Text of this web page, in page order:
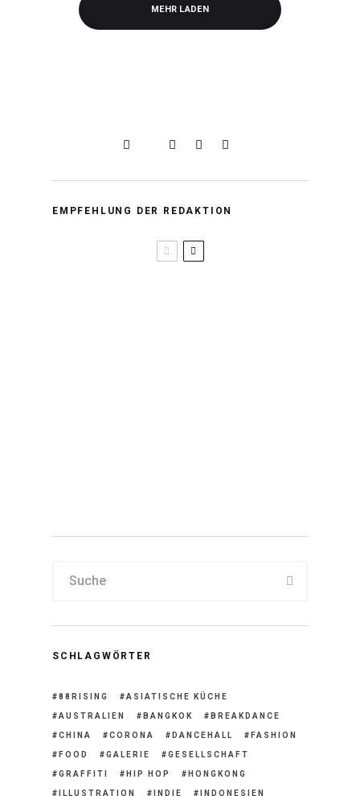
MEHR LADEN
EMPFEHLUNG DER REDAKTION
SCHLAGWÖRTER
88RISING ASIATISCHE KÜCHE
AUSTRALIEN BANGKOK BREAKDANCE
CHINA CORONA DANCEHALL FASHION
FOOD GALERIE GESELLSCHAFT
GRAFFITI HIP HOP HONGKONG
ILLUSTRATION INDIE INDONESIEN